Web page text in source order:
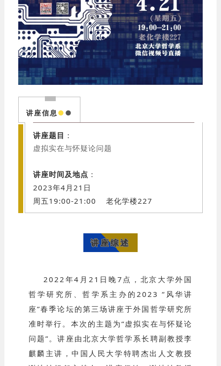
讲座信息 ● ●
讲座题目 ：
虚拟实在与怀疑论问题
讲座时间及地点 ：
2023年4月21日
周五19:00-21:00 老化学楼227
讲座综述
2022年4月21日晚7点，北京大学外国
哲学研究所、哲学系主办的2023 “风华讲
座”春季论坛的第三场讲座于外国哲学研究所
准时举行。本次的主题为“虚拟实在与怀疑论
问题”。讲座由北京大学哲学系长聘副教授李
麒麟主讲，中国人民大学特聘杰出人文教授